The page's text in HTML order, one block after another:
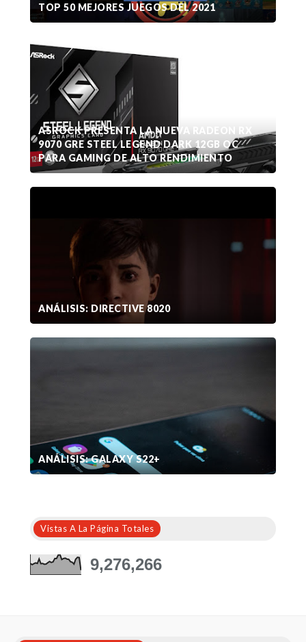
TOP 50 MEJORES JUEGOS DEL 2021
ASROCK PRESENTA LA NUEVA RADEON RX
9070 GRE STEEL LEGEND DARK 12GB OC
PARA GAMING DE ALTO RENDIMIENTO
ANÁLISIS: DIRECTIVE 8020
ANÁLISIS: GALAXY S22+
Vistas A La Página Totales
9,276,266